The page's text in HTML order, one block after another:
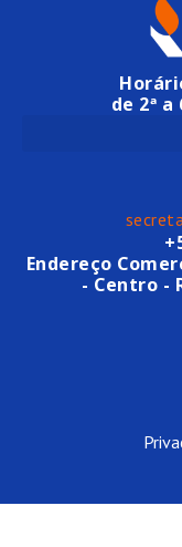
de 2ª
Endereço
- Centro -